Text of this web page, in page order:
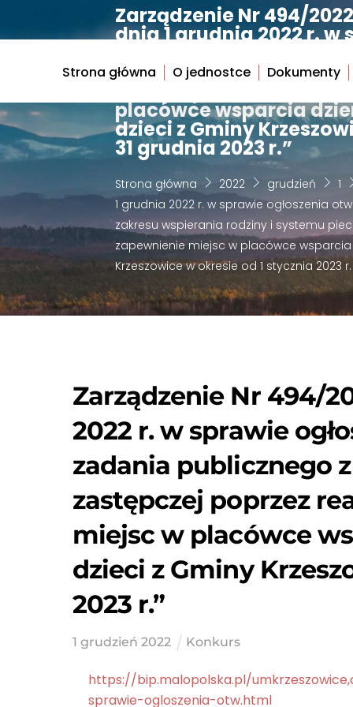
Strona główna O jednostce Dokumenty
Zarządzenie Nr 494/
dnia 1 grudnia 2022 r.
wspierania rodziny i
placówce wsparcia
dzieci z Gminy
31 grudnia 2023 r.”
Strona główna 2022 grudzień
1
1 grudnia 2022 r. w sprawie ogłoszenia
zakresu wspierania rodziny i systemu
zapewnienie miejsc w placówce
Krzeszowice w okresie od 1 stycznia 2023
Zarządzenie Nr 494/
2022 r. w sprawie
zadania publicznego
zastępczej poprzez
miejsc w placówce
dzieci z Gminy
2023 r.”
1 grudzień 2022 Konkurs
https://bip.malopolska.pl/
sprawie-ogloszenia-otw.html